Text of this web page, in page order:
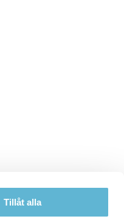
Tillåt alla